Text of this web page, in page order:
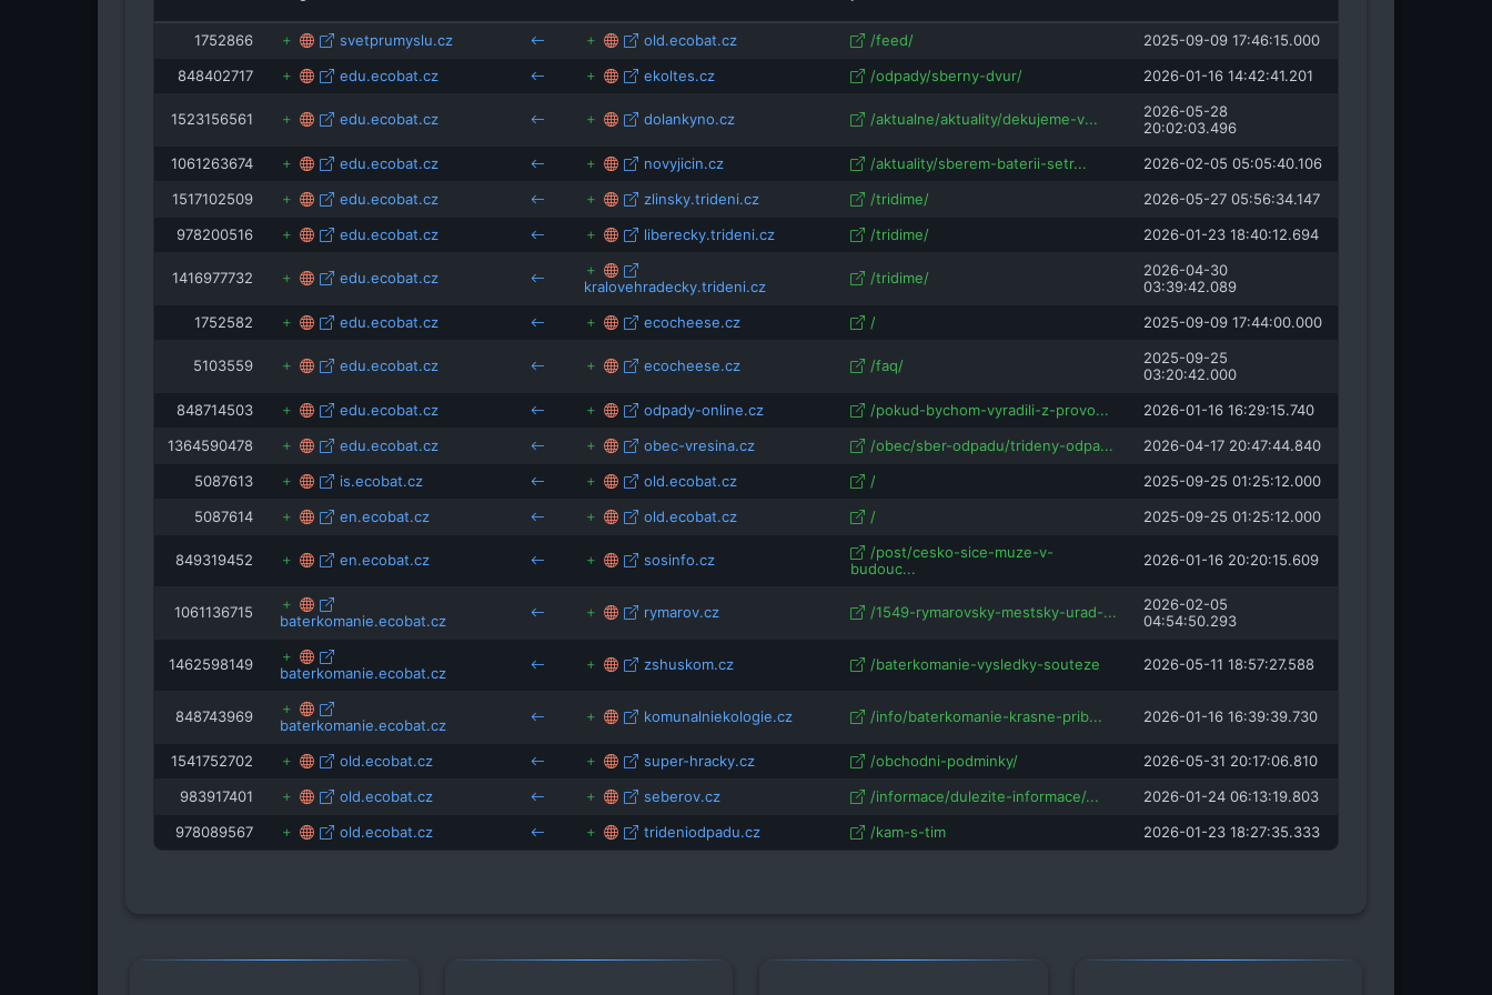
odpady.webnode.cz
1752866 svetprumyslu.cz old.ecobat.cz /feed/
2025-09-09 17:46:15.000
848402717
edu.ecobat.cz ekoltes.cz /odpady/sberny-dvur/ 2026-01-16 14:42:41.201
1523156561 edu.ecobat.cz dolankyno.cz /aktualne/aktuality/dekujeme-v...
2026-05-28
20:02:03.496
1061263674
edu.ecobat.cz novyjicin.cz /aktuality/sberem-baterii-setr...
2026-02-05 05:05:40.106
1517102509
edu.ecobat.cz zlinsky.trideni.cz /tridime/
2026-05-27 05:56:34.147
978200516
edu.ecobat.cz liberecky.trideni.cz /tridime/ 2026-01-23 18:40:12.694
1416977732 edu.ecobat.cz kralovehradecky.trideni.cz /tridime/
2026-04-30
03:39:42.089
1752582
edu.ecobat.cz ecocheese.cz / 2025-09-09 17:44:00.000
5103559 edu.ecobat.cz ecocheese.cz /faq/
2025-09-25
03:20:42.000
848714503
edu.ecobat.cz odpady-online.cz /pokud-bychom-vyradili-z-provo...
2026-01-16 16:29:15.740
1364590478
edu.ecobat.cz obec-vresina.cz /obec/sber-odpadu/trideny-odpa...
2026-04-17 20:47:44.840
5087613
is.ecobat.cz old.ecobat.cz /
2025-09-25 01:25:12.000
5087614
en.ecobat.cz old.ecobat.cz / 2025-09-25 01:25:12.000
849319452 en.ecobat.cz sosinfo.cz
/post/cesko-sice-muze-v-
budouc...
2026-01-16 20:20:15.609
1061136715 baterkomanie.ecobat.cz rymarov.cz /1549-rymarovsky-mestsky-urad-...
2026-02-05
04:54:50.293
1462598149 baterkomanie.ecobat.cz zshuskom.cz /baterkomanie-vysledky-souteze 2026-05-11 18:57:27.588
848743969 baterkomanie.ecobat.cz komunalniekologie.cz /info/baterkomanie-krasne-prib... 2026-01-16 16:39:39.730
1541752702 old.ecobat.cz super-hracky.cz /obchodni-podminky/
2026-05-31 20:17:06.810
983917401
old.ecobat.cz seberov.cz /informace/dulezite-informace/...
2026-01-24 06:13:19.803
978089567
old.ecobat.cz trideniodpadu.cz /kam-s-tim 2026-01-23 18:27:35.333